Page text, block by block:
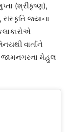
(શ્રીકૃષ્ણ),
સંસ્કૃતિ જયાના
વાર્તાને
જામનગરના મેહુલ